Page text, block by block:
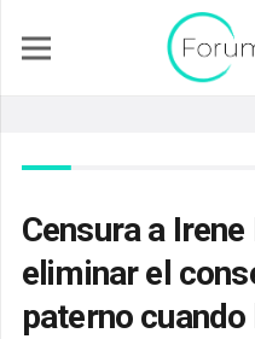
Censura a
eliminar el
paterno